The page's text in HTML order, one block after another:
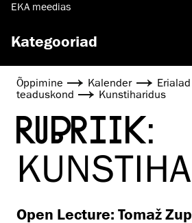
EKA meedias
Kategooriad
Õppimine Kalender Erialad
teaduskond
Kunstiharidus
RUBRIIK:
Open Lecture: Tomaž